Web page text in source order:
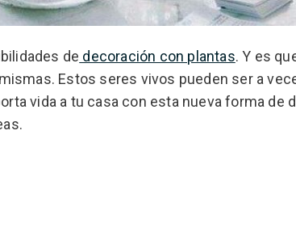
de decoración con plantas. Y es
Estos seres vivos pueden ser a
vida a tu casa con esta nueva forma de